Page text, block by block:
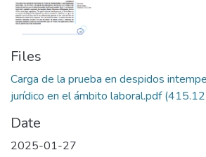
Files
Carga de la prueba en despidos
jurídico en el ámbito laboral.pdf(415.12
Date
2025-01-27